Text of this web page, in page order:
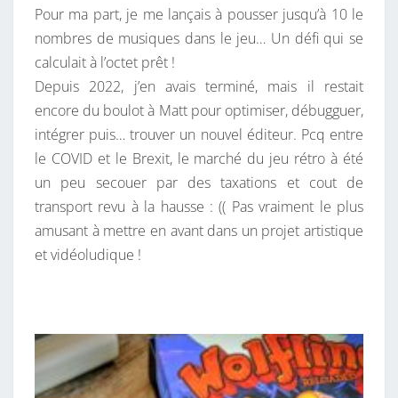
Pour ma part, je me lançais à pousser jusqu’à 10 le
nombres de musiques dans le jeu… Un défi qui se
calculait à l’octet prêt !
Depuis 2022, j’en avais terminé, mais il restait
encore du boulot à Matt pour optimiser, débugguer,
intégrer puis… trouver un nouvel éditeur. Pcq entre
le COVID et le Brexit, le marché du jeu rétro à été
un peu secouer par des taxations et cout de
transport revu à la hausse : (( Pas vraiment le plus
amusant à mettre en avant dans un projet artistique
et vidéoludique !